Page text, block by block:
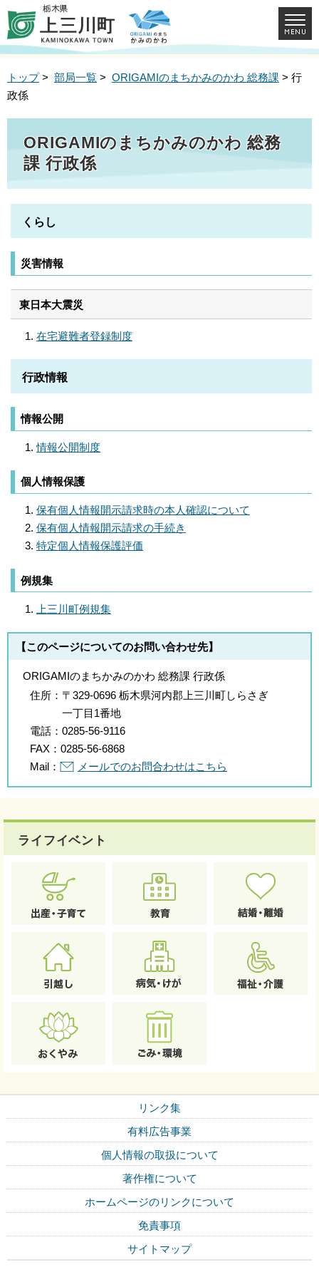
トップ> 部局一覧 > ORIGAMIのまちかみのかわ 総務課 > 行
政係
ORIGAMIのまちかみのかわ 総務
課 行政係
くらし
災害情報
東日本大震災
在宅避難者登録制度
行政情報
情報公開
情報公開制度
個人情報保護
保有個人情報開示請求時の本人確認について
保有個人情報開示請求の手続き
特定個人情報保護評価
例規集
上三川町例規集
【このページについてのお問い合わせ先】
ORIGAMIのまちかみのかわ 総務課 行政係
住所： 〒329-0696 栃木県河内郡上三川町しらさぎ
一丁目1番地
電話： 0285-56-9116
FAX： 0285-56-6868
Mail：
メールでのお問合わせはこちら
ライフイベント
リンク集
有料広告事業
個人情報の取扱について
著作権について
ホームページのリンクについて
免責事項
サイトマップ